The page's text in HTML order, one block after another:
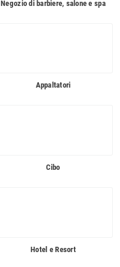
Negozio di barbiere, salone e spa
Appaltatori
Cibo
Hotel e Resort